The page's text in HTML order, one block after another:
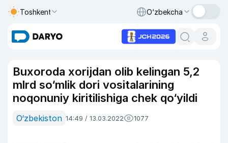
Toshkent O‘zbekcha
Buxoroda xorijdan olib kelingan 5,2
mlrd so‘mlik dori vositalarining
noqonuniy kiritilishiga chek qo‘yildi
O‘zbekiston 14:49 / 13.03.2022 1077